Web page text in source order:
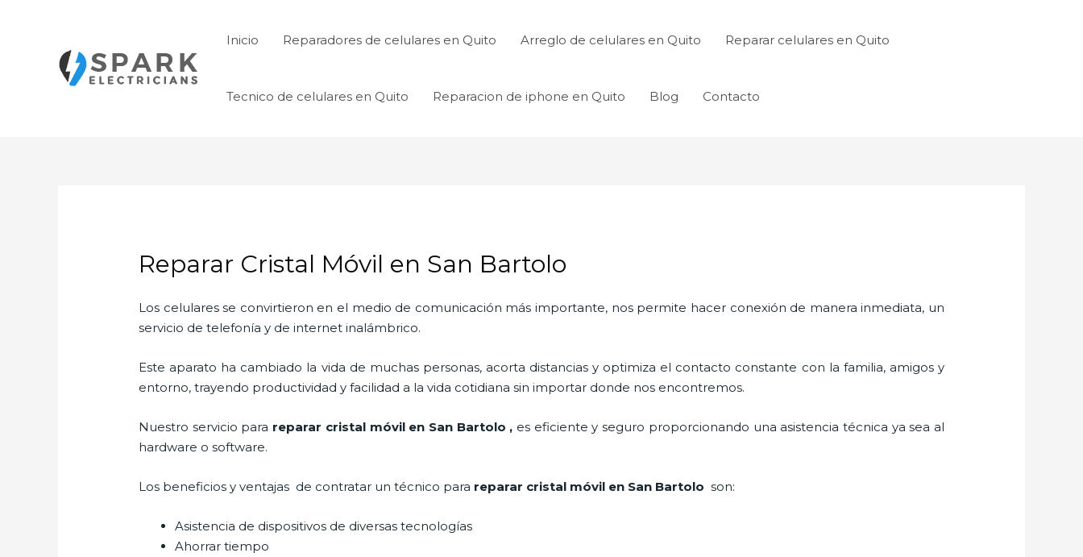
Inicio Reparadores de celulares en Quito Arreglo de celulares en Quito Reparar celulares en Quito
Tecnico de celulares en Quito Reparacion de iphone en Quito Blog Contacto
Reparar Cristal Móvil en San Bartolo
Los celulares se convirtieron en el medio de comunicación más importante, nos permite hacer conexión de manera inmediata, un
servicio de telefonía y de internet inalámbrico.
Este aparato ha cambiado la vida de muchas personas, acorta distancias y optimiza el contacto constante con la familia, amigos y
entorno, trayendo productividad y facilidad a la vida cotidiana sin importar donde nos encontremos.
Nuestro servicio para reparar cristal móvil en San Bartolo , es eficiente y seguro proporcionando una asistencia técnica ya sea al
hardware o software.
Los beneficios y ventajas de contratar un técnico para reparar cristal móvil en San Bartoloson:
Asistencia de dispositivos de diversas tecnologías
Ahorrar tiempo